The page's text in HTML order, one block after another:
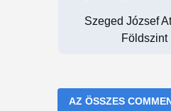
Szeged József
Földszint
AZ ÖSSZES